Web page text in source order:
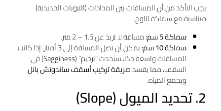
يجب التأكد من أن المسافات بين المدادات (التيوبات الحديدية)
متناسبة مع سماكة اللوح.
سماكة 5 سم:
مسافة لا تزيد عن 1.5 – 2 متر.
سماكة 10 سم: يمكن أن تصل المسافة إلى 3 أمتار. إذا كانت
المسافات واسعة جدًا، سيحدث “ترخيم” (Sagginess) في
السقف، مما يفسدطريقة تركيب أسقف ساندوتش بانل
ويجمع المياه.
2. تحديد الميول (Slope)